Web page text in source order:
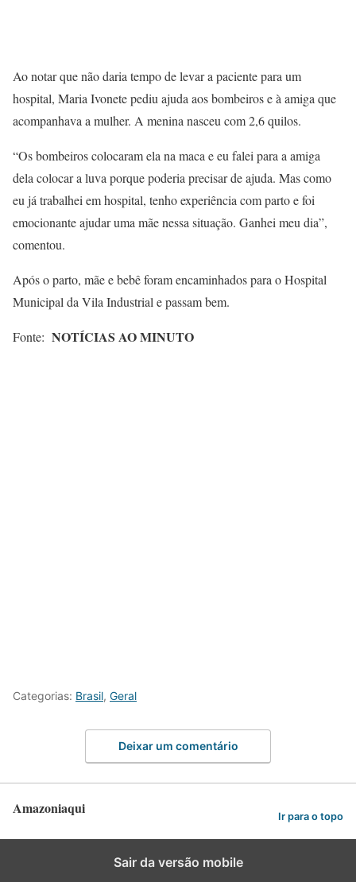
Ao notar que não daria tempo de levar a paciente para um
hospital, Maria Ivonete pediu ajuda aos bombeiros e à amiga que
acompanhava a mulher. A menina nasceu com 2,6 quilos.
“Os bombeiros colocaram ela na maca e eu falei para a amiga
dela colocar a luva porque poderia precisar de ajuda. Mas como
eu já trabalhei em hospital, tenho experiência com parto e foi
emocionante ajudar uma mãe nessa situação. Ganhei meu dia”,
comentou.
Após o parto, mãe e bebê foram encaminhados para o Hospital
Municipal da Vila Industrial e passam bem.
Fonte: NOTÍCIAS AO MINUTO
Categorias: Brasil, Geral
Deixar um comentário
Amazoniaqui Ir para o topo
Sair da versão mobile